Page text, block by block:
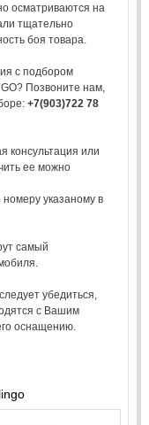
осматриваются на
тщательно
боя товара.
с подбором
Позвоните нам,
+7(903)722 78
консультация или
ее можно
указаному в
самый
убедиться,
с Вашим
оснащению.